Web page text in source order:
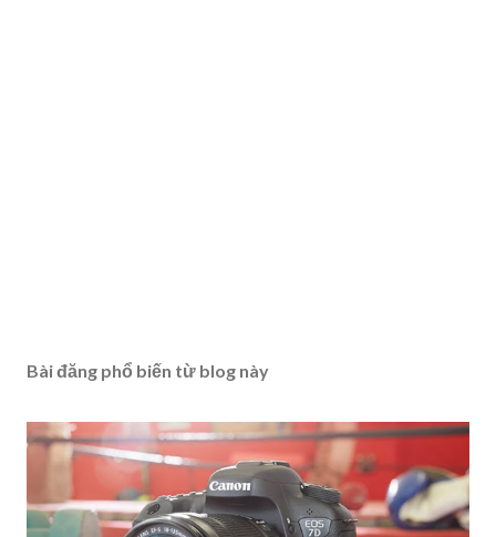
Bài đăng phổ biến từ blog này